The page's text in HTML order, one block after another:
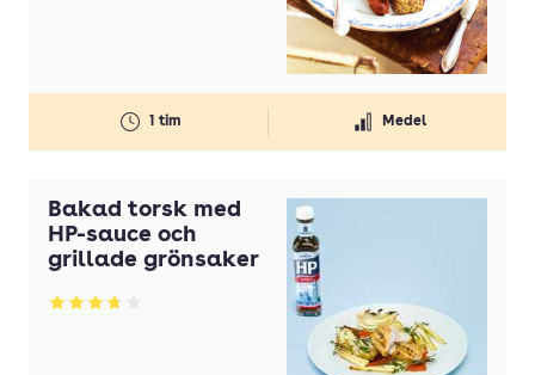
1 tim Medel
Bakad torsk med
HP-sauce och
grillade grönsaker
Betyg: 3.75 av 5